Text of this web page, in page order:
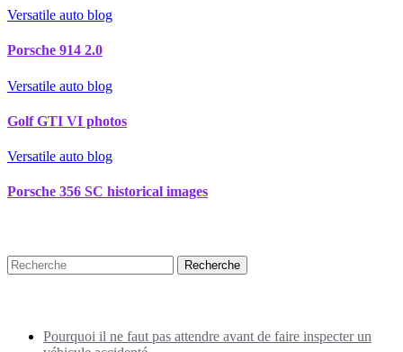
Versatile auto blog
Porsche 914 2.0
Versatile auto blog
Golf GTI VI photos
Versatile auto blog
Porsche 356 SC historical images
Pourquoi il ne faut pas attendre avant de faire inspecter un